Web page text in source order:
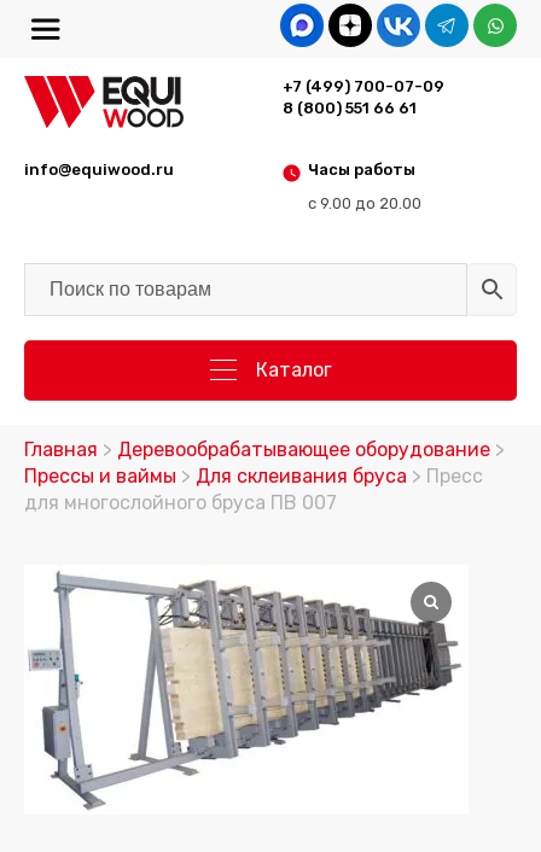
+7 (499) 700-07-09
8 (800) 551 66 61
Часы работы
с 9.00 до 20.00
info@equiwood.ru
Каталог
Главная > Деревообрабатывающее оборудование >
Прессы и ваймы > Для склеивания бруса > Пресс
для многослойного бруса ПВ 007